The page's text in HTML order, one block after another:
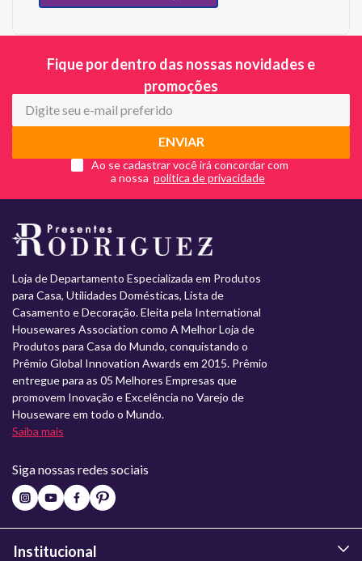
Fique por dentro das nossas novidades e
promoções
ENVIAR
Ao se cadastrar você irá concordar com
a nossa
Loja de Departamento Especializada em Produtos
para Casa, Utilidades Domésticas, Lista de
Casamento e Decoração. Eleita pela International
Housewares Association como A Melhor Loja de
Produtos para Casa do Mundo, conquistando o
Prêmio Global Innovation Awards em 2015. Prêmio
entregue para as 05 Melhores Empresas que
promovem Inovação e Excelência no Varejo de
Houseware em todo o Mundo.
Saiba mais
Siga nossas redes sociais
Institucional